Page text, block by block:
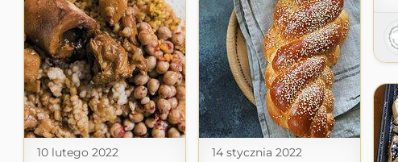
10 lutego 2022
14 stycznia 2022